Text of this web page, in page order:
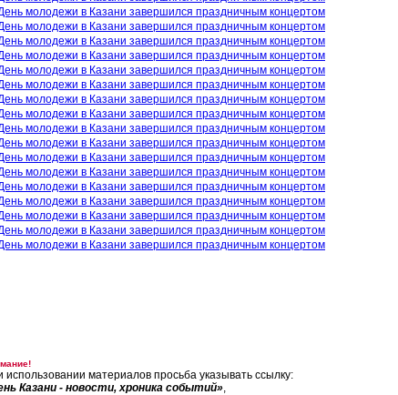
использовании материалов просьба указывать ссылку:
Казани - новости, хроника событий»,